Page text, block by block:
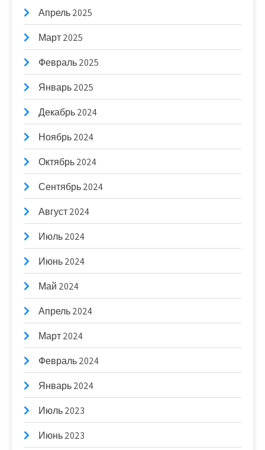
Апрель 2025
Март 2025
Февраль 2025
Январь 2025
Декабрь 2024
Ноябрь 2024
Октябрь 2024
Сентябрь 2024
Август 2024
Июль 2024
Июнь 2024
Май 2024
Апрель 2024
Март 2024
Февраль 2024
Январь 2024
Июль 2023
Июнь 2023